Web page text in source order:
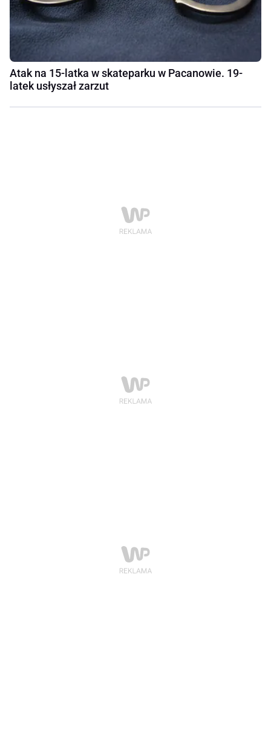
Atak na 15-latka w skateparku w Pacanowie. 19-
latek usłyszał zarzut